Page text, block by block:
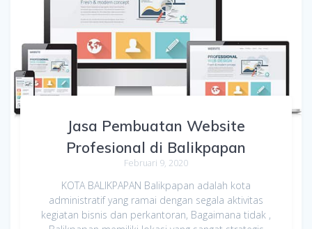
Jasa Pembuatan Website
Profesional di Balikpapan
Februari 9, 2020
KOTA BALIKPAPAN Balikpapan adalah kota
administratif yang ramai dengan segala aktivitas
kegiatan bisnis dan perkantoran, Bagaimana tidak ,